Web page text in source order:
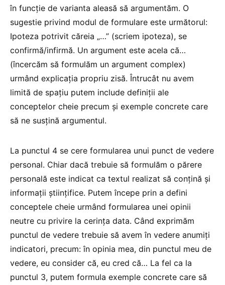
în funcție de varianta aleasă să argumentăm. O
sugestie privind modul de formulare este următorul:
Ipoteza potrivit căreia „…” (scriem ipoteza), se
confirmă/infirmă. Un argument este acela că…
(încercăm să formulăm un argument complex)
urmând explicația propriu zisă. Întrucât nu avem
limită de spațiu putem include definiții ale
conceptelor cheie precum și exemple concrete care
să ne susțină argumentul.
La punctul 4 se cere formularea unui punct de vedere
personal. Chiar dacă trebuie să formulăm o părere
personală este indicat ca textul realizat să conțină și
informații științifice. Putem începe prin a defini
conceptele cheie urmând formularea unei opinii
neutre cu privire la cerința data. Când exprimăm
punctul de vedere trebuie să avem în vedere anumiți
indicatori, precum: în opinia mea, din punctul meu de
vedere, eu consider că, eu cred că… La fel ca la
punctul 3, putem formula exemple concrete care să